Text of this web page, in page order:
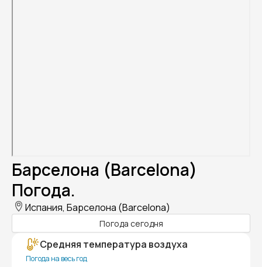
Барселона (Barcelona)
Погода.
Испания, Барселона (Barcelona)
Погода сегодня
Средняя температура воздуха
Погода на весь год